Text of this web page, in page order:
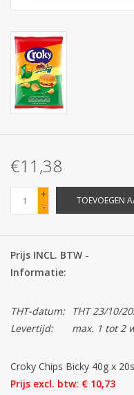
Verpakking
Kantoorbenodigdheden
Corona
Sinterklaassnoep
Carnavalssnoep
Merken
€11,38
+
-
TOEVOEGEN
Prijs INCL. BTW -
Informatie:
THT-datum:
THT 23/10/
Levertijd:
max. 1 tot 2
Croky Chips Bicky 40g x
Prijs excl. btw: € 10,73